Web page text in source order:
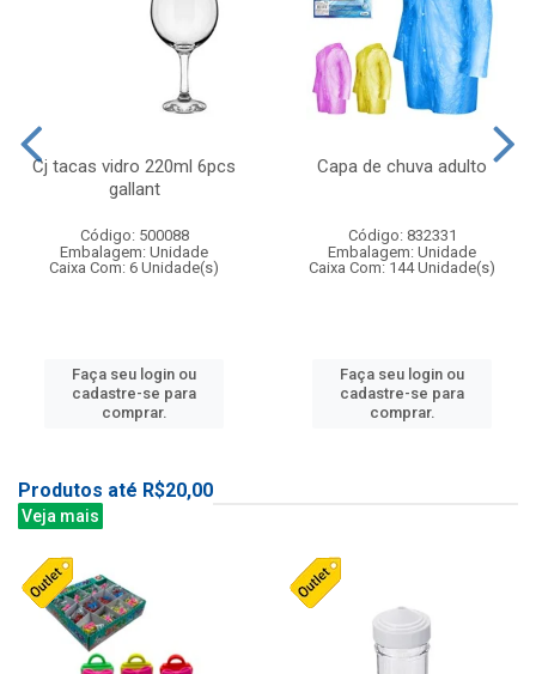
Cj tacas vidro 220ml 6pcs
gallant
Código: 500088
Embalagem: Unidade
Caixa Com: 6 Unidade(s)
Faça seu login ou
cadastre-se para
comprar.
Capa de chuva adulto
Código: 832331
Embalagem: Unidade
Caixa Com: 144 Unidade(s)
Faça seu login ou
cadastre-se para
comprar.
Produtos até R$20,00
Veja mais